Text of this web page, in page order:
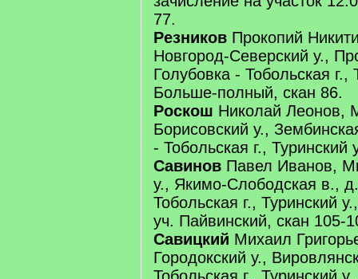
77.
Резников Прокопий
Новгород-Северский у.,
Голубовка - Тобольская г.,
Больше-полный, скан 86.
Роскош Николай Леонов,
Борисовский у.,
- Тобольская г., Туринский
Савинов Павел Иванов,
у., Якимо-Слободская в.,
Тобольская г., Туринский
уч. Пайвинский, скан 105-
Савицкий Михаил
Городокский у.,